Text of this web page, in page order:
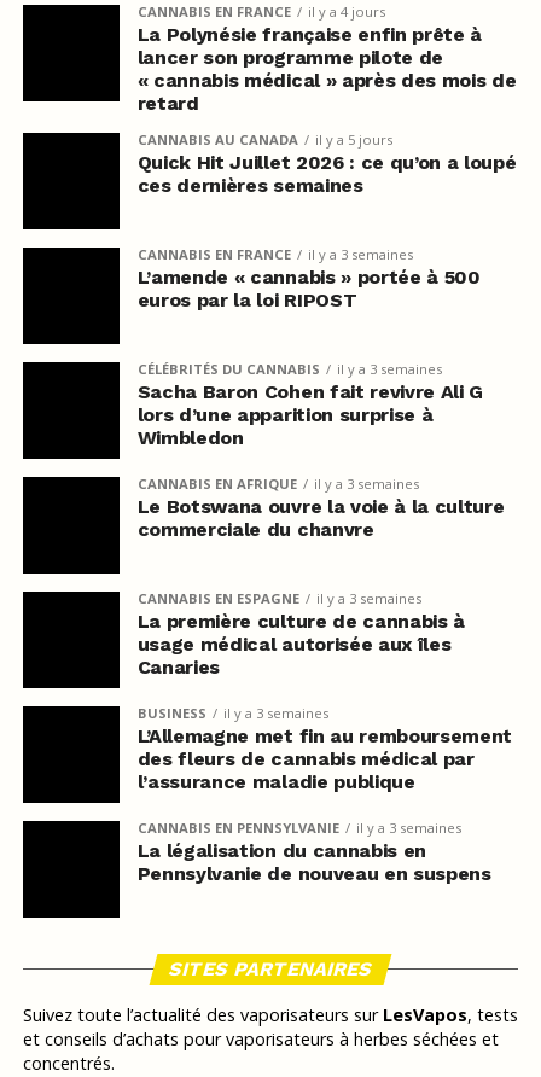
CANNABIS EN FRANCE il y a 4 jours
La Polynésie française enfin prête à
lancer son programme pilote de
« cannabis médical » après des mois de
retard
CANNABIS AU CANADA il y a 5 jours
Quick Hit Juillet 2026 : ce qu’on a loupé
ces dernières semaines
CANNABIS EN FRANCE il y a 3 semaines
L’amende « cannabis » portée à 500
euros par la loi RIPOST
CÉLÉBRITÉS DU CANNABIS il y a 3 semaines
Sacha Baron Cohen fait revivre Ali G
lors d’une apparition surprise à
Wimbledon
CANNABIS EN AFRIQUE il y a 3 semaines
Le Botswana ouvre la voie à la culture
commerciale du chanvre
CANNABIS EN ESPAGNE il y a 3 semaines
La première culture de cannabis à
usage médical autorisée aux îles
Canaries
BUSINESS il y a 3 semaines
L’Allemagne met fin au remboursement
des fleurs de cannabis médical par
l’assurance maladie publique
CANNABIS EN PENNSYLVANIE il y a 3 semaines
La légalisation du cannabis en
Pennsylvanie de nouveau en suspens
SITES PARTENAIRES
Suivez toute l’actualité des vaporisateurs sur LesVapos, tests
et conseils d’achats pour vaporisateurs à herbes séchées et
concentrés.